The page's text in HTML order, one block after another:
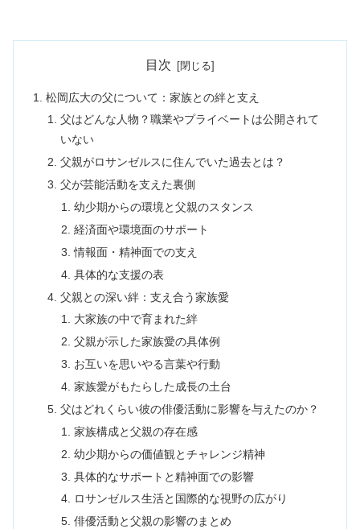
目次
松岡広大の父について：家族との絆と支え
父はどんな人物？職業やプライベートは公開されて
いない
父親がロサンゼルスに住んでいた過去とは？
父が芸能活動を支えた裏側
幼少期からの環境と父親のスタンス
経済面や環境面のサポート
情報面・精神面での支え
具体的な支援の表
父親との深い絆：支え合う家族愛
大家族の中で育まれた絆
父親が示した家族愛の具体例
お互いを思いやる言葉や行動
家族愛がもたらした成長の土台
父はどれくらい彼の俳優活動に影響を与えたのか？
家族構成と父親の存在感
幼少期からの価値観とチャレンジ精神
具体的なサポートと精神面での影響
ロサンゼルス生活と国際的な視野の広がり
俳優活動と父親の影響のまとめ